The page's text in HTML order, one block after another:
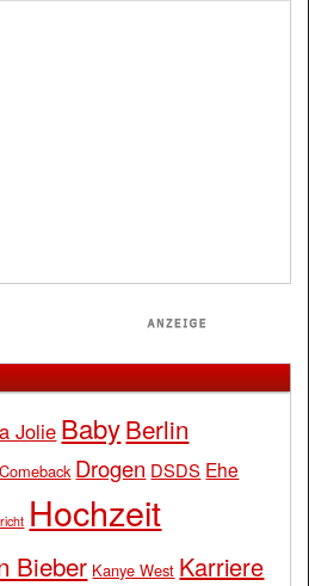
Jolie BabyBerlin
Comeback Drogen DSDS Ehe
Hochzeit
Bieber Kanye West Karriere